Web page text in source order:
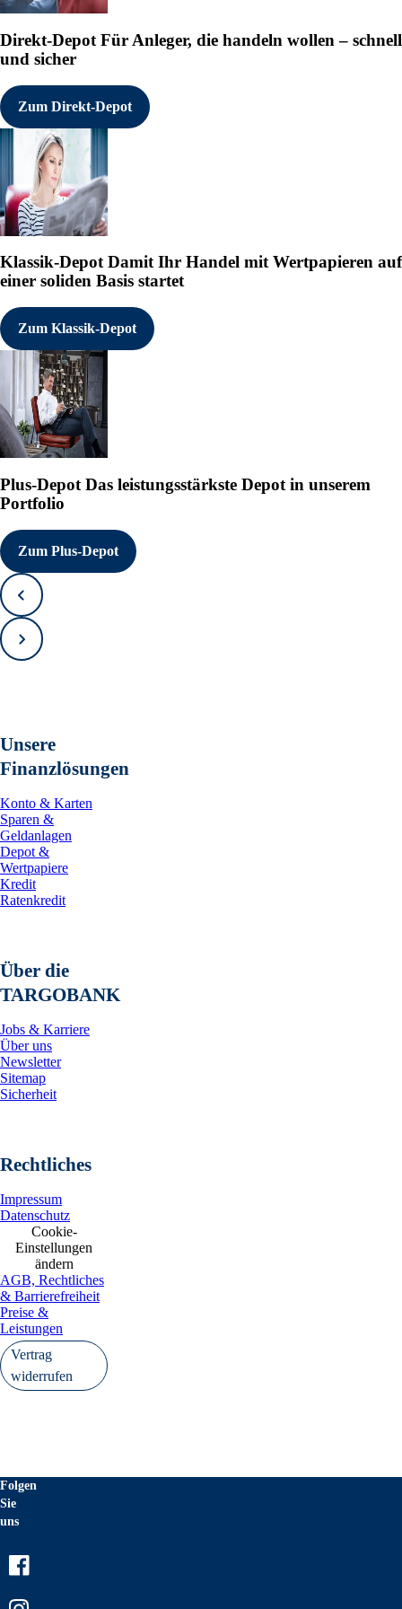
Direkt-Depot Für Anleger, die handeln wollen – schnell
und sicher
Zum Direkt-Depot
Klassik-DepotDamit Ihr Handel mit Wertpapieren auf
einer soliden Basis startet
Zum Klassik-Depot
Plus-Depot Das leistungsstärkste Depot in unserem
Portfolio
Zum Plus-Depot
Zurück
Vorwärts
Unsere
Finanzlösungen
Konto & Karten
Sparen &
Geldanlagen
Depot &
Wertpapiere
Kredit
Ratenkredit
Über die
TARGOBANK
Jobs & Karriere
Über uns
Newsletter
Sitemap
Sicherheit
Rechtliches
Impressum
Datenschutz
Cookie-
Einstellungen
ändern
AGB, Rechtliches
& Barrierefreiheit
Preise &
Leistungen
Vertrag
widerrufen
Folgen
Sie
uns